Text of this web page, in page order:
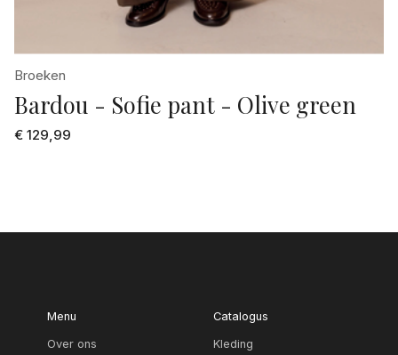
Broeken
Bardou - Sofie pant - Olive green
€ 129,99
Menu
Over ons
Catalogus
Kleding